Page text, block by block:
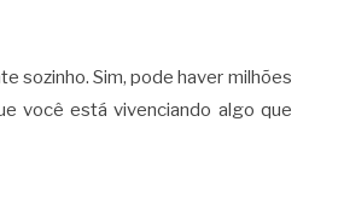
sozinho. Sim, pode haver milhões
você está vivenciando algo que